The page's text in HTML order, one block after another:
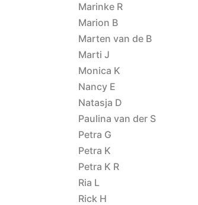
Marinke R
Marion B
Marten van de B
Marti J
Monica K
Nancy E
Natasja D
Paulina van der S
Petra G
Petra K
Petra K R
Ria L
Rick H